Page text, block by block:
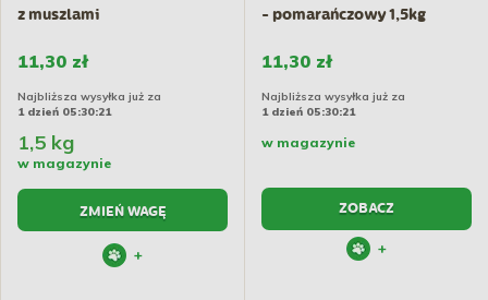
z muszlami
11,30 zł
Najbliższa wysyłka już za
1 dzień 05:30:21
1,5 kg
w magazynie
ZMIEŃ WAGĘ
+
- pomarańczowy 1,5kg
11,30 zł
Najbliższa wysyłka już za
1 dzień 05:30:21
w magazynie
ZOBACZ
+